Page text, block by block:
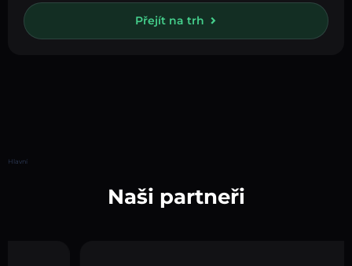
Přejít na trh
Hlavní
Naši partneři